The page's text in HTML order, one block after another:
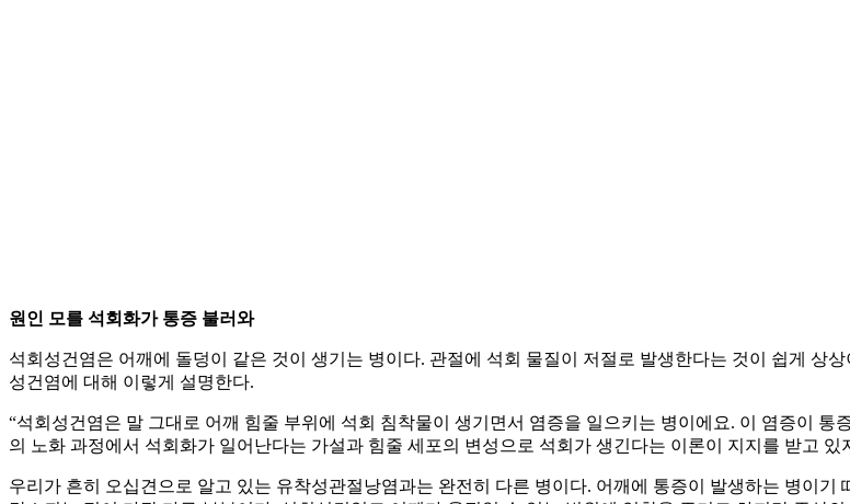
원인 모를 석회화가 통증 불러와
석회성건염은 어깨에 돌덩이 같은 것이 생기는 병이다. 관절에 석회 물질이 저절로 발생한다는 것이 쉽게 상
성건염에 대해 이렇게 설명한다.
“석회성건염은 말 그대로 어깨 힘줄 부위에 석회 침착물이 생기면서 염증을 일으키는 병이에요. 이 염증이
의 노화 과정에서 석회화가 일어난다는 가설과 힘줄 세포의 변성으로 석회가 생긴다는 이론이 지지를 받고 있
우리가 흔히 오십견으로 알고 있는 유착성관절낭염과는 완전히 다른 병이다. 어깨에 통증이 발생하는 병이